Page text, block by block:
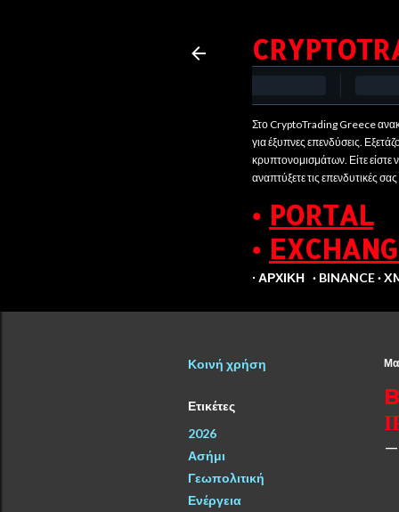
Στο CryptoTrading Greece
για έξυπνες επενδύσεις.
κρυπτονομισμάτων. Είτε είστε
αναπτύξετε τις επενδυτικές
• PORTAL
•
∙ ΑΡΧΙΚΉ BINANCE
Κοινή χρήση
Ετικέτες
2026
Ασήμι
Γεωπολιτική
Ενέργεια